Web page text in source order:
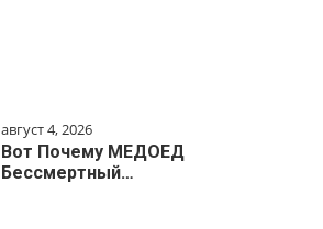
август 4, 2026
Вот Почему МЕДОЕД
Бессмертный…